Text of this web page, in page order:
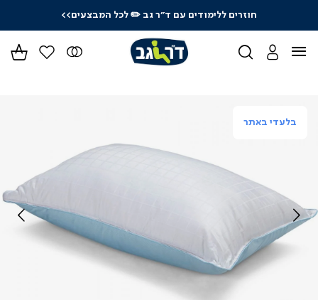
חוזרים ללימודים עם ד"ר גב✏️ לכל המבצעים>>
בלעדי באתר